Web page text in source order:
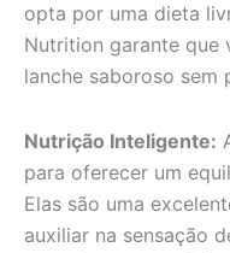
opta por uma dieta
Nutrition garante que
lanche saboroso sem
Nutrição Inteligente:
para oferecer um
Elas são uma
auxiliar na sensação